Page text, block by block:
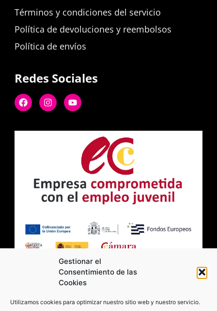
Gestionar el
Consentimiento de las
Cookies
Utilizamos cookies para optimizar nuestro sitio web y nuestro servicio.
Términos y condiciones del servicio
Política de devoluciones y reembolsos
Política de envíos
Redes Sociales
2026 Moviltick technologies. Todos los